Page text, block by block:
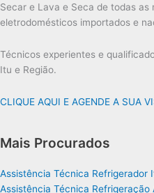
Secar e Lava e Seca de todas as
eletrodomésticos importados e
Técnicos experientes e
Itu e Região.
CLIQUE AQUI E AGENDE A SUA
Mais Procurados
Assistência Técnica Refrigerador
Assistência Técnica Refrigeração